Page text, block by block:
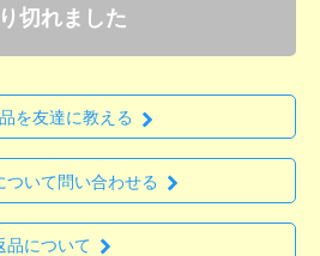
切れました
を友達に教える
ついて問い合わせる
品について